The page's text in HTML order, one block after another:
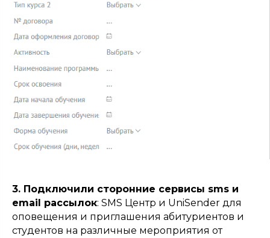
3. Подключили сторонние сервисы sms и
email рассылок: SMS Центр и UniSender для
оповещения и приглашения абитуриентов и
студентов на различные мероприятия от